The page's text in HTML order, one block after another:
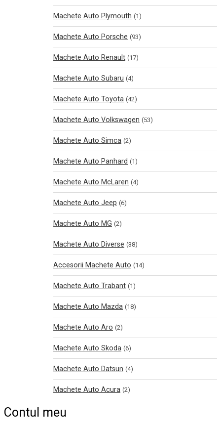
Machete Auto Plymouth (1)
Machete Auto Porsche (93)
Machete Auto Renault (17)
Machete Auto Subaru (4)
Machete Auto Toyota (42)
Machete Auto Volkswagen (53)
Machete Auto Simca (2)
Machete Auto Panhard (1)
Machete Auto McLaren (4)
Machete Auto Jeep (6)
Machete Auto MG (2)
Machete Auto Diverse (38)
Accesorii Machete Auto (14)
Machete Auto Trabant (1)
Machete Auto Mazda (18)
Machete Auto Aro (2)
Machete Auto Skoda (6)
Machete Auto Datsun (4)
Machete Auto Acura (2)
Contul meu